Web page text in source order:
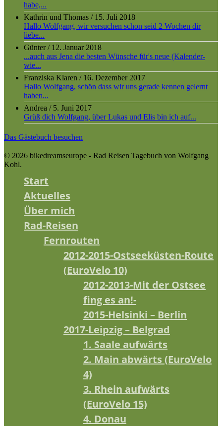
habe,...
Kathrin und Thomas / 15. Juli 2018
Hallo Wolfgang, wir versuchen schon seid 2 Wochen dir
liebe...
Günter/ 12. Januar 2018
...auch aus Jena die besten Wünsche für's neue (Kalender-
wie...
Franziska Klaren / 16. Dezember 2017
Hallo Wolfgang, schön dass wir uns gerade kennen gelernt
haben...
Andrea / 5. Juni 2017
Grüß dich Wolfgang, über Lukas und Elis bin ich auf...
Das Gästebuch besuchen
© 2026 bikedreamseurope - Rad Reisen Tagebuch von Wolfgang
Kohl.
Start
Aktuelles
Über mich
Rad-Reisen
Fernrouten
2012-2015-Ostseeküsten-Route
(EuroVelo 10)
2012-2013-Mit der Ostsee
fing es an!-
2015-Helsinki – Berlin
2017-Leipzig – Belgrad
1. Saale aufwärts
2. Main abwärts (EuroVelo
4)
3. Rhein aufwärts
(EuroVelo 15)
4. Donau